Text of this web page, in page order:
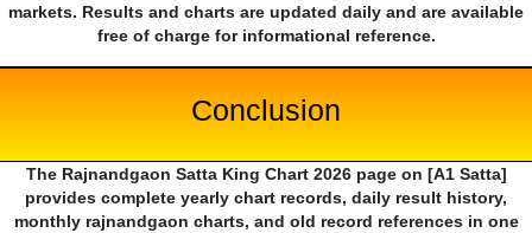
markets. Results and charts are updated daily and are available
free of charge for informational reference.
Conclusion
The Rajnandgaon Satta King Chart 2026 page on [A1 Satta]
provides complete yearly chart records, daily result history,
monthly rajnandgaon charts, and old record references in one